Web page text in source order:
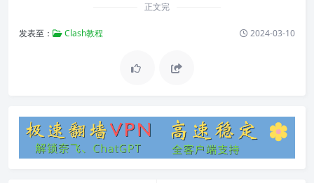
正文完
发表至： Clash教程 2024-03-10